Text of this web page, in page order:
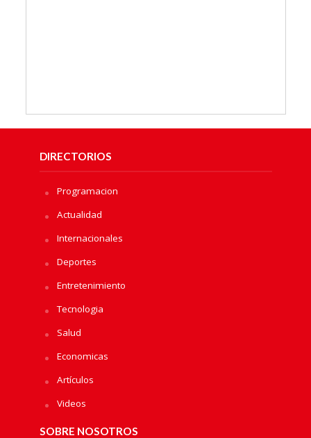
DIRECTORIOS
Programacion
Actualidad
Internacionales
Deportes
Entretenimiento
Tecnologia
Salud
Economicas
Artículos
Videos
SOBRE NOSOTROS